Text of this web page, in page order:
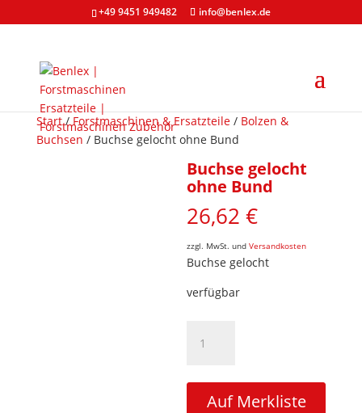
+49 9451 949482 info@benlex.de
Start/Forstmaschinen & Ersatzteile/ Bolzen &
Buchsen / Buchse gelocht ohne Bund
Buchse gelocht
ohne Bund
26,62€
zzgl. MwSt. undVersandkosten
Buchse gelocht
verfügbar
gelocht
Bund
MengeAuf Merkliste